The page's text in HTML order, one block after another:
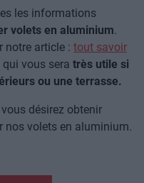
les informations
volets en aluminium.
notre article : tout savoir
qui vous sera très utile si
ou une terrasse.
désirez obtenir
nos volets en aluminium.